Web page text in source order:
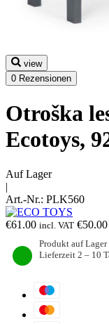
view
0 Rezensionen
Otroška
Ecotoys,
Auf Lager
|
Art.-Nr.: PLK560
€61.00 incl. VAT €50.00
Produkt auf Lager
Lieferzeit 2 – 10